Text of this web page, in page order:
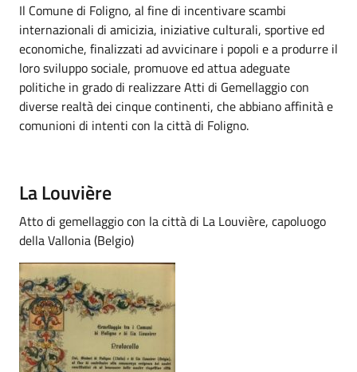
Il Comune di Foligno, al fine di incentivare scambi
internazionali di amicizia, iniziative culturali, sportive ed
economiche, finalizzati ad avvicinare i popoli e a produrre il
loro sviluppo sociale, promuove ed attua adeguate
politiche in grado di realizzare Atti di Gemellaggio con
diverse realtà dei cinque continenti, che abbiano affinità e
comunioni di intenti con la città di Foligno.
La Louvière
Atto di gemellaggio con la città di La Louvière, capoluogo
della Vallonia (Belgio)